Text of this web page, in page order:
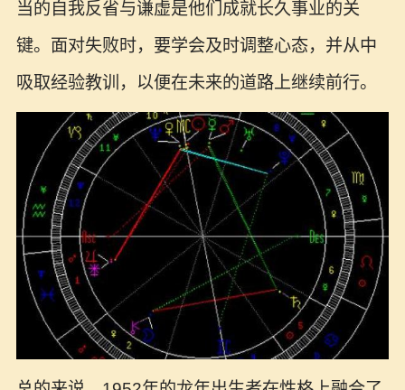
当的自我反省与谦虚是他们成就长久事业的关
键。面对失败时，要学会及时调整心态，并从中
吸取经验教训，以便在未来的道路上继续前行。